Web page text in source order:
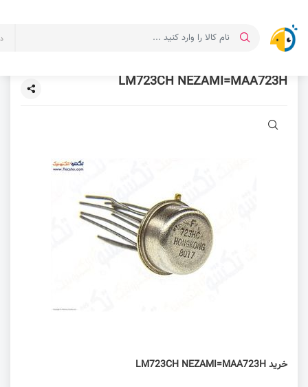
LM723CH NEZAMI=MAA723H
خرید LM723CH NEZAMI=MAA723H